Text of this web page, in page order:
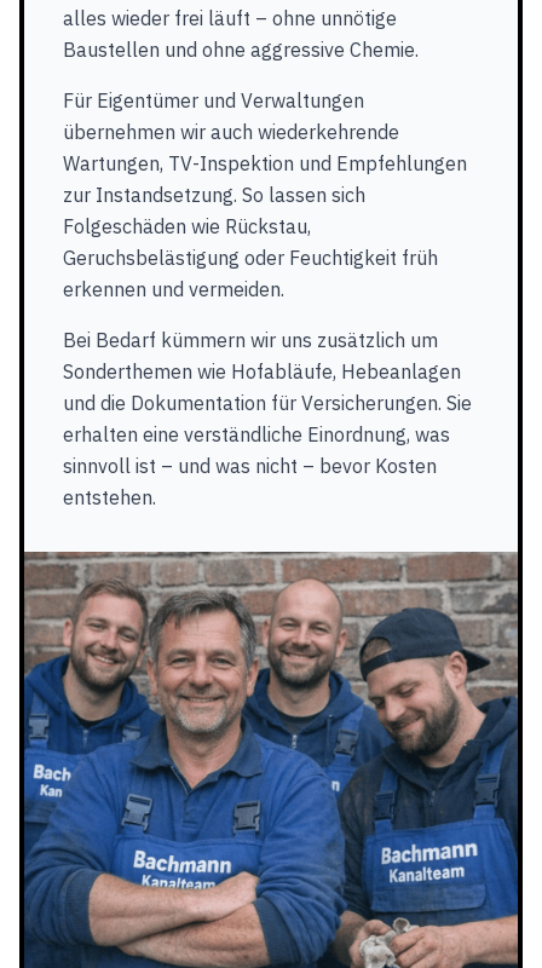
alles wieder frei läuft – ohne unnötige
Baustellen und ohne aggressive Chemie.
Für Eigentümer und Verwaltungen
übernehmen wir auch wiederkehrende
Wartungen, TV-Inspektion und Empfehlungen
zur Instandsetzung. So lassen sich
Folgeschäden wie Rückstau,
Geruchsbelästigung oder Feuchtigkeit früh
erkennen und vermeiden.
Bei Bedarf kümmern wir uns zusätzlich um
Sonderthemen wie Hofabläufe, Hebeanlagen
und die Dokumentation für Versicherungen. Sie
erhalten eine verständliche Einordnung, was
sinnvoll ist – und was nicht – bevor Kosten
entstehen.